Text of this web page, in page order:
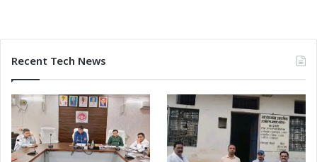
Recent Tech News